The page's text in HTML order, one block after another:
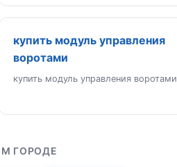
купить модуль управления
воротами
купить модуль управления воротами
ГОРОДЕ